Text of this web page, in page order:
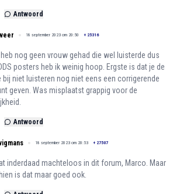
Antwoord
18 september 2023 om 20:50 + 25316
heb nog geen vrouw gehad die wel luisterde dus
posters heb ik weinig hoop. Ergste is dat je de
bij niet luisteren nog niet eens een corrigerende
geven. Was misplaatst grappig voor de
Antwoord
18 september 2023 om 20:53 + 27507
inderdaad machteloos in dit forum, Marco. Maar
is dat maar goed ook.